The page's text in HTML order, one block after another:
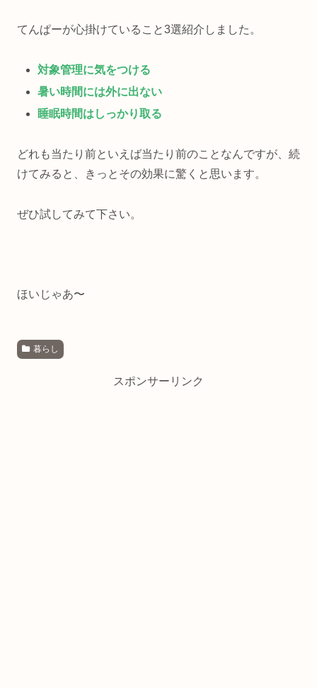
てんぱーが心掛けていること3選紹介しました。
対象管理に気をつける
暑い時間には外に出ない
睡眠時間はしっかり取る
どれも当たり前といえば当たり前のことなんですが、続
けてみると、きっとその効果に驚くと思います。
ぜひ試してみて下さい。
ほいじゃあ〜
暮らし
スポンサーリンク